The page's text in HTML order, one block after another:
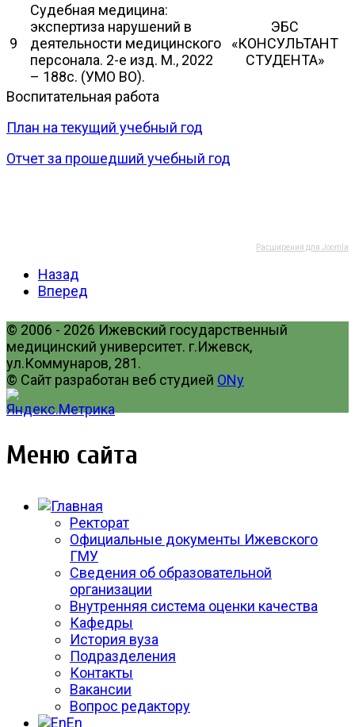
9
Судебная медицина:
экспертиза нарушений в
деятельности медицинского
персонала. 2-е изд. М., 2022
– 188с. (УМО ВО).
ЭБС
«КОНСУЛЬТАНТ
СТУДЕНТА»
Воспитательная работа
План на текущий учебный год
Отчет за прошедший учебный год
Расширения для Joomla
Назад
Вперед
© 2006 - 2026 Ижевский государственный
медицинский университет. г.Ижевск,
ул.Коммунаров, 281.
© Сайт разработан веб студией ONy
Меню сайта
Ректорат
Официальные документы Ижевского
ГМУ
Сведения об образовательной
организации
Внутренняя система оценки качества
Кафедры
История вуза
Подразделения
Контакты
Вакансии
Вопрос редактору
En